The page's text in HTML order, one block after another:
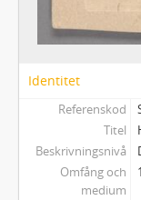
Identitet
Referenskod
Titel
Beskrivningsnivå
Omfång och
medium